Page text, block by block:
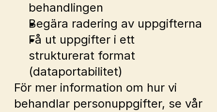
behandlingen
Begära radering av uppgifterna
Få ut uppgifter i ett
strukturerat format
(dataportabilitet)
För mer information om hur vi